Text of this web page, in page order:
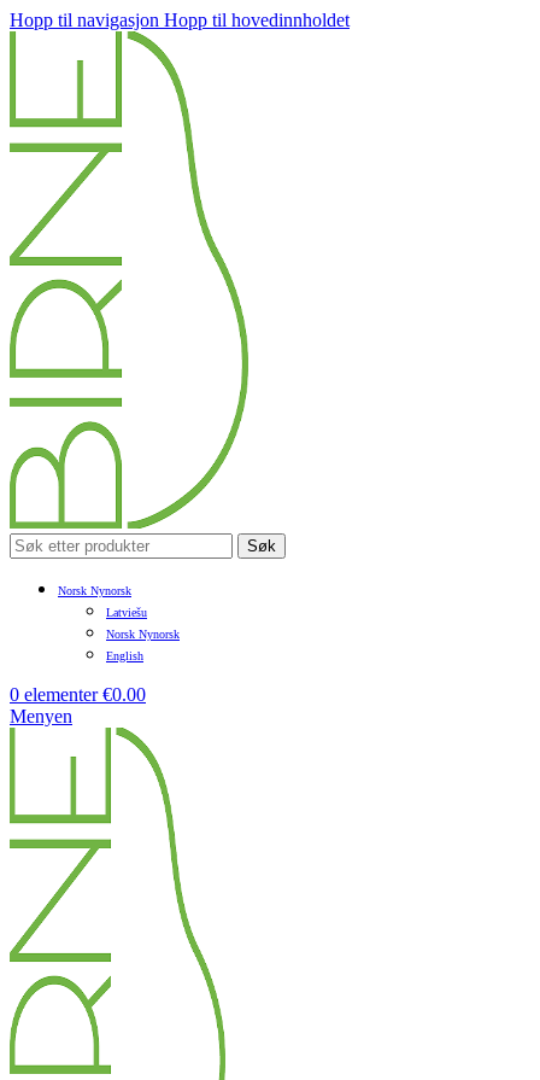
Hopp til navigasjon Hopp til hovedinnholdet
Søk
Norsk Nynorsk
Latviešu
Norsk Nynorsk
English
0 elementer €0.00
Menyen